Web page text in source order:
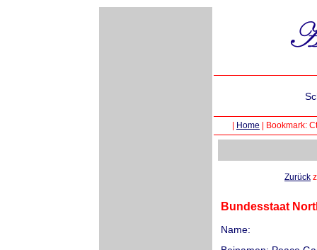
Home Bookmark:
Zurück
Bundesstaat
Name: